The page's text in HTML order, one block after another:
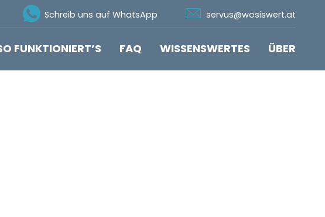
Schreib uns auf WhatsApp
servus@wosiswert.at
FUNKTIONIERT’S FAQ WISSENSWERTES ÜBER